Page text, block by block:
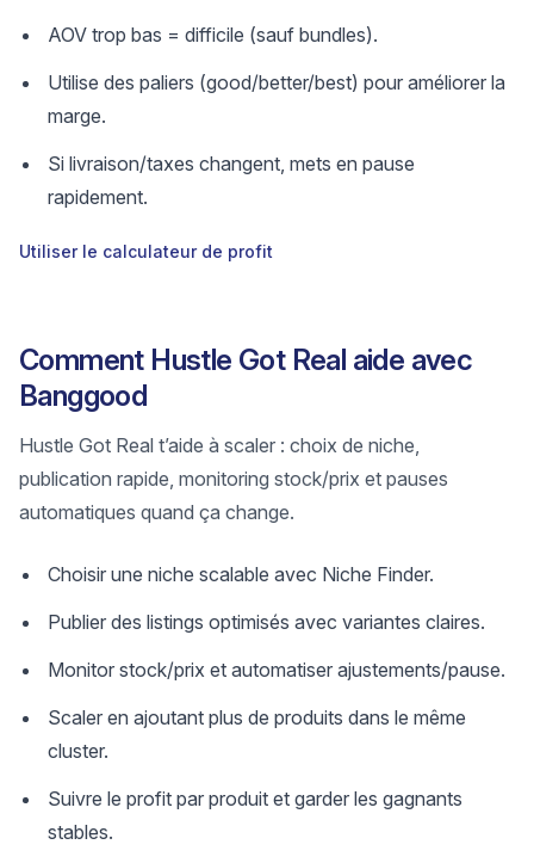
AOV trop bas = difficile (sauf bundles).
Utilise des paliers (good/better/best) pour améliorer la
marge.
Si livraison/taxes changent, mets en pause
rapidement.
Utiliser le calculateur de profit
Comment Hustle Got Real aide avec
Banggood
Hustle Got Real t’aide à scaler : choix de niche,
publication rapide, monitoring stock/prix et pauses
automatiques quand ça change.
Choisir une niche scalable avec Niche Finder.
Publier des listings optimisés avec variantes claires.
Monitor stock/prix et automatiser ajustements/pause.
Scaler en ajoutant plus de produits dans le même
cluster.
Suivre le profit par produit et garder les gagnants
stables.